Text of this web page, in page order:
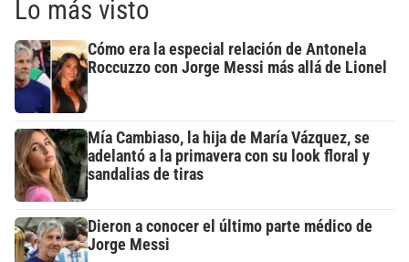
Lo más visto
Cómo era la especial relación de Antonela
Roccuzzo con Jorge Messi más allá de Lionel
Mía Cambiaso, la hija de María Vázquez, se
adelantó a la primavera con su look floral y
sandalias de tiras
Dieron a conocer el último parte médico de
Jorge Messi